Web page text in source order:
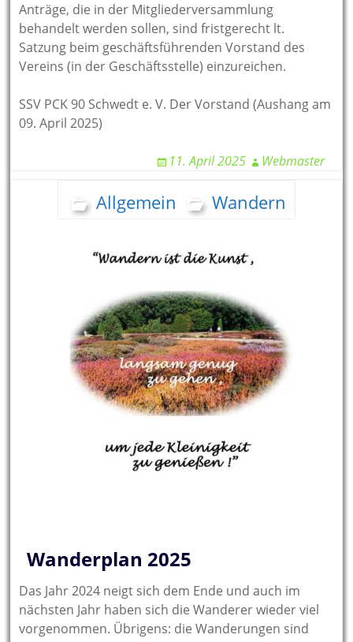
Anträge, die in der Mitgliederversammlung
behandelt werden sollen, sind fristgerecht lt.
Satzung beim geschäftsführenden Vorstand des
Vereins (in der Geschäftsstelle) einzureichen.
SSV PCK 90 Schwedt e. V. Der Vorstand (Aushang am
09. April 2025)
11. April 2025 Webmaster
Allgemein Wandern
Wanderplan 2025
Das Jahr 2024 neigt sich dem Ende und auch im
nächsten Jahr haben sich die Wanderer wieder viel
vorgenommen. Übrigens: die Wanderungen sind